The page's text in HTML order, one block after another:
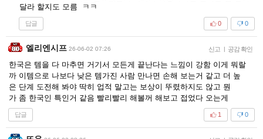
달라 할지도 모름 ㅋㅋ
답글 0
0
엘리엔시프 26-06-02 07:26 신고 | 공감 확인
한국은 템을 다 마추면 거기서 모든게 끝난다는 느낌이 강함 이게 뭐랄
까 이템으로 나보다 낮은 템가진 사람 만나면 손해 보는거 같고 더 높
은 단계 도전해 봐야 딱히 업적 말고는 보상이 뚜렸하지도 않고 뭔
가 좀 한국인 특인거 같음 빨리빨리 해볼꺼 해보고 접었다 오는게
답글 0
1